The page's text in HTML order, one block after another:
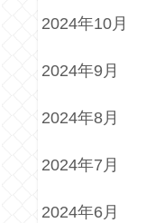
2024年10月
2024年9月
2024年8月
2024年7月
2024年6月